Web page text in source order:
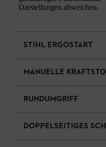
Darstellungen abweichen.
STIHL ERGOSTART
MANUELLE
RUNDUMGRIFF
DOPPELSEITIGES